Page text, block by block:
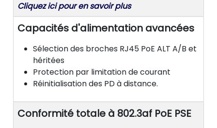
Cliquez ici pour en savoir plus
Capacités d'alimentation avancées
Sélection des broches RJ45 PoE ALT A/B et
héritées
Protection par limitation de courant
Réinitialisation des PD à distance.
Conformité totale à 802.3af PoE PSE